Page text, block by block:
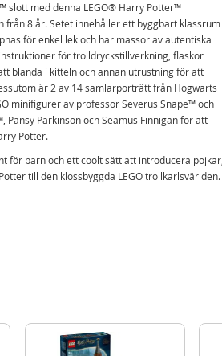
slott med denna LEGO® Harry Potter™
från 8 år. Setet innehåller ett byggbart klassrum
för enkel lek och har massor av autentiska
för trolldryckstillverkning, flaskor
blanda i kitteln och annan utrustning för att
är 2 av 14 samlarporträtt från Hogwarts
minifigurer av professor Severus Snape™ och
Parkinson och Seamus Finnigan för att
Potter.
för barn och ett coolt sätt att introducera pojkar,
till den klossbyggda LEGO trollkarlsvärlden.
kombineras för att skapa den mest detaljerade
från Harry Potter™ – Klassrummet kan öppnas
tavla, flaskor med trolldrycksingredienser att